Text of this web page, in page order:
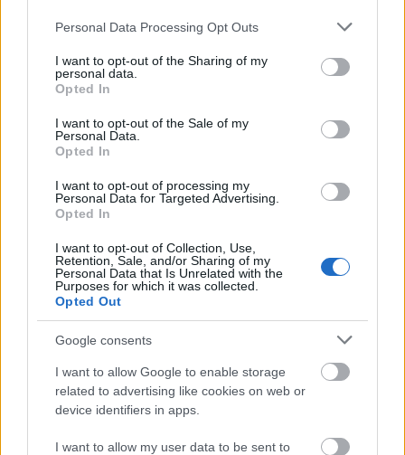
Please note that this website/app uses one or more Google
not limited to your visit or usage behaviour. You may click to
grant or deny consent to Google and its third-party tags to
use your data for below specified purposes in below Google
consent section.
Personal Data Processing Opt Outs
I want to opt-out of the Sharing of my
personal data.
Opted In
I want to opt-out of the Sale of my
Personal Data.
Opted In
I want to opt-out of processing my
Personal Data for Targeted Advertising.
Opted In
I want to opt-out of Collection, Use,
Retention, Sale, and/or Sharing of my
Personal Data that Is Unrelated with the
Purposes for which it was collected.
Opted Out
Google consents
I want to allow Google to enable storage
related to advertising like cookies on web or
device identifiers in apps.
I want to allow my user data to be sent to
díjjal büszkélkedhet mint az Év közösségi tere 2017
különdíja.